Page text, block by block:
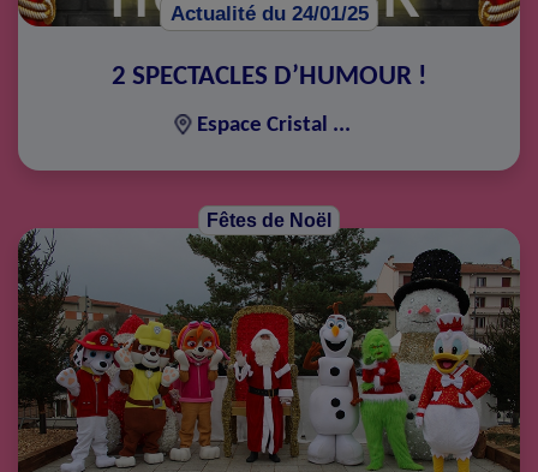
Actualité du 24/01/25
2 SPECTACLES D’HUMOUR !
Espace Cristal ...
Fêtes de Noël